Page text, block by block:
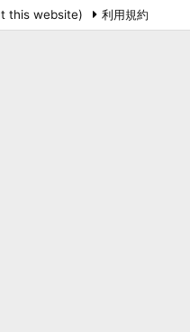
this website) 利用規約